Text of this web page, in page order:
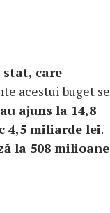
stat, care
acestui buget se
ajuns la 14,8
4,5 miliarde lei.
la 508 milioane